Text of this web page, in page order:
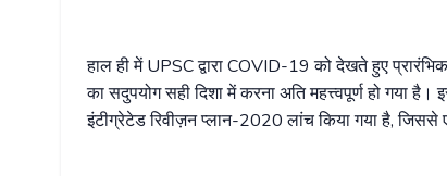
हाल ही में UPSC द्वारा COVID-19 को देखते हुए
का सदुपयोग सही दिशा में करना अति महत्त्वपूर्ण हो गया
इंटीग्रेटेड रिवीज़न प्लान-2020 लांच किया गया है, जिससे